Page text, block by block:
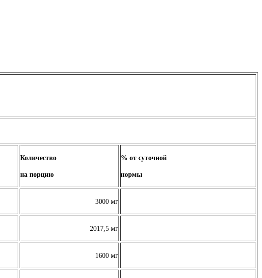
Количество
на порцию
% от суточной
нормы
3000 мг
2017,5 мг
1600 мг